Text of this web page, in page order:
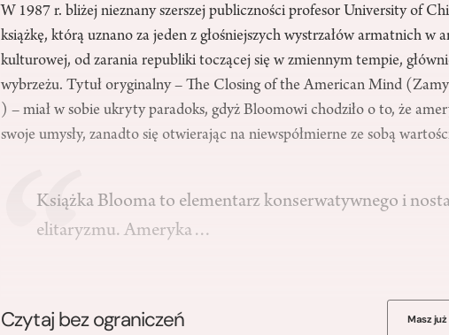
W 1987 r. bliżej nieznany szerszej publiczności profesor University of
książkę, którą uznano za jeden z głośniejszych wystrzałów armatnich w
kulturowej, od zarania republiki toczącej się w zmiennym tempie,
wybrzeżu. Tytuł oryginalny – The Closing of the American Mind
) – miał w sobie ukryty paradoks, gdyż Bloomowi chodziło o to, że
swoje umysły, zanadto się otwierając na niewspółmierne ze sobą
Książka Blooma to elementarz konserwatywnego i
elitaryzmu. Ameryka…
Czytaj bez ograniczeń Masz